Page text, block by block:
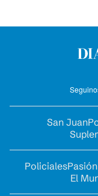
San Juan
Policiales
El